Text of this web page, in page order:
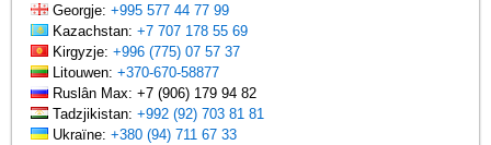
Georgje:+995 577 44 77 99
Kazachstan:+7 707 178 55 69
Kirgyzje:+996 (775) 07 57 37
Litouwen:+370-670-58877
Ruslân Max: +7 (906) 179 94 82
Tadzjikistan:+992 (92) 703 81 81
Ukraïne:+380 (94) 711 67 33